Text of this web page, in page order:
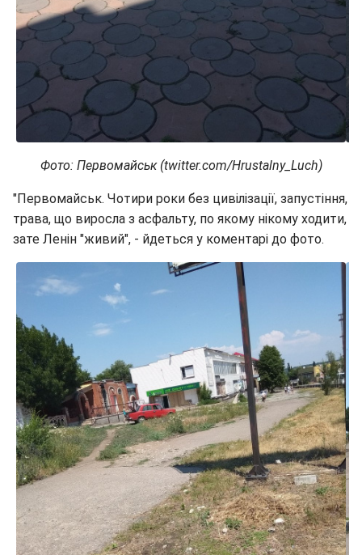
Фото: Первомайськ (twitter.com/Hrustalny_Luch)
"Первомайськ. Чотири роки без цивілізації, запустіння,
трава, що виросла з асфальту, по якому нікому ходити,
зате Ленін "живий", - йдеться у коментарі до фото.